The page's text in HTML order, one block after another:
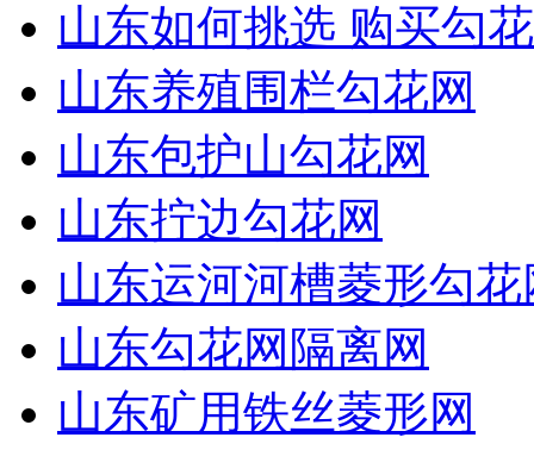
山东如何挑选 购买勾
山东养殖围栏勾花网
山东包护山勾花网
山东拧边勾花网
山东运河河槽菱形勾花
山东勾花网隔离网
山东矿用铁丝菱形网